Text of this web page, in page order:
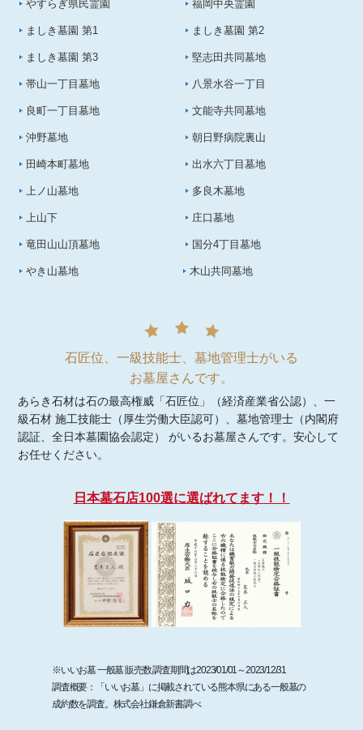
やすらぎ県民霊園 福岡中央霊園
ましき墓園 第1 ましき墓園 第2
ましき墓園 第3 堅志田共同墓地
帯山一丁目墓地 八景水谷一丁目
良町一丁目墓地 文能寺共同墓地
沖野墓地 朝日野病院裏山
田崎本町墓地 出水六丁目墓地
上ノ山墓地 多良木墓地
上山下 庄口墓地
竜田山山頂墓地 国分4丁目墓地
やき山墓地 木山共同墓地
石匠位、一級技能士、墓地管理士がいる
お墓屋さんです。
あらき石材は石の最高権威「石匠位」（経済産業省公認）、一
級石材 施工技能士（厚生労働大臣認可）、墓地管理士（内閣府
認証、全日本墓園協会認定） がいるお墓屋さんです。安心して
お任せください。
日本墓石店100選に選ばれてます！！
※いいお墓 一般墓 販売数 調査期間は2023/01/01～2023/12/31
調査概要：「いいお墓」に掲載されている熊本県にある一般墓の
成約数を調査。株式会社鎌倉新書調べ